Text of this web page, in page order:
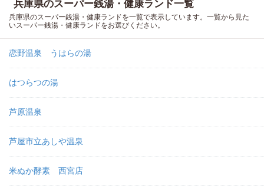
兵庫県のスーパー銭湯・健康ランド一覧
兵庫県のスーパー銭湯・健康ランドを一覧で表示しています。一覧から見た
いスーパー銭湯・健康ランドをお選びください。
恋野温泉 うはらの湯
はつらつの湯
芦原温泉
芦屋市立あしや温泉
米ぬか酵素 西宮店